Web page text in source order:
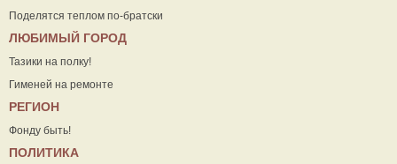
Поделятся теплом по-братски
ЛЮБИМЫЙ ГОРОД
Тазики на полку!
Гименей на ремонте
РЕГИОН
Фонду быть!
ПОЛИТИКА